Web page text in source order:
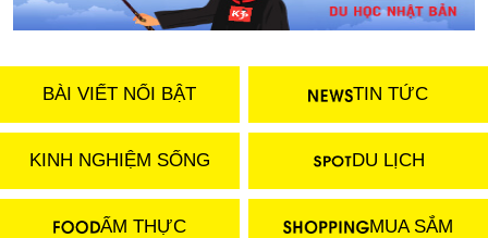
BÀI VIẾT NỔI BẬT TIN TỨC
KINH NGHIỆM SỐNG DU LỊCH
ẨM THỰC MUA SẮM